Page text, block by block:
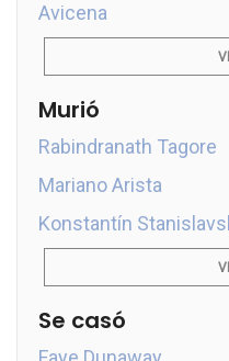
Avicena
Murió
Rabindranath Tagore
Mariano Arista
Konstantín
Se casó